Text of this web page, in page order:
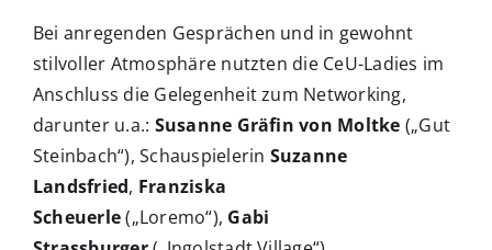
Bei anregenden Gesprächen und in gewohnt
stilvoller Atmosphäre nutzten die CeU-Ladies im
Anschluss die Gelegenheit zum Networking,
darunter u.a.: Susanne Gräfin von Moltke („Gut
Steinbach“), Schauspielerin Suzanne
Landsfried, Franziska
Scheuerle(„Loremo“), Gabi